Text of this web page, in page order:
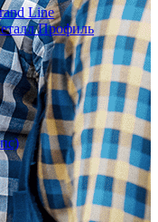
Line
Профиль